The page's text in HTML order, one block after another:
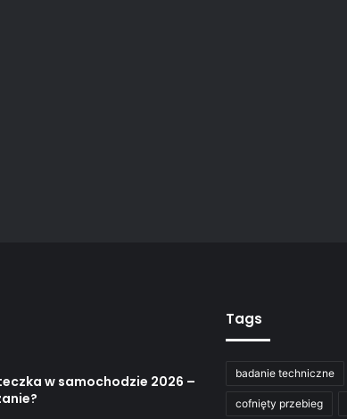
w samochodzie 2026 –
Tags
badanie techniczne
cofnięty przebieg